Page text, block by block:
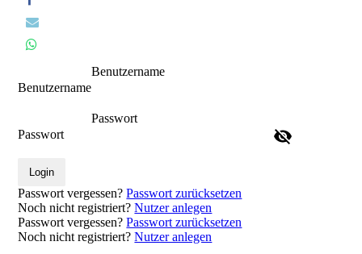
Benutzername
Benutzername
Passwort
Passwort
Login
Passwort vergessen?Passwort zurücksetzen
Noch nicht registriert?Nutzer anlegen
Passwort vergessen?Passwort zurücksetzen
Noch nicht registriert?Nutzer anlegen